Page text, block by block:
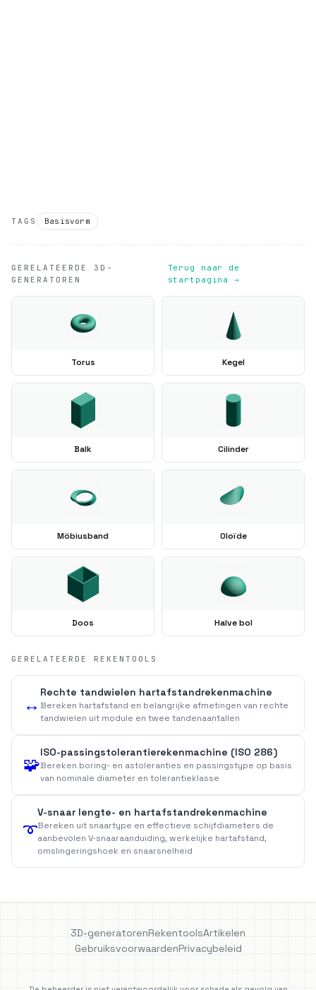
TAGS Basisvorm
GERELATEERDE 3D-
GENERATOREN
Terug naar de
startpagina →
Torus Kegel
Balk Cilinder
Möbiusband Oloïde
Doos Halve bol
GERELATEERDE REKENTOOLS
↔️
Rechte tandwielen hartafstandrekenmachine
Bereken hartafstand en belangrijke afmetingen van rechte
tandwielen uit module en twee tandenaantallen
🧩
ISO-passingstolerantierekenmachine (ISO 286)
Bereken boring- en astoleranties en passingstype op basis
van nominale diameter en tolerantieklasse
➰
V-snaar lengte- en hartafstandrekenmachine
Bereken uit snaartype en effectieve schijfdiameters de
aanbevolen V-snaaraanduiding, werkelijke hartafstand,
omslingeringshoek en snaarsnelheid
3D-generatorenRekentoolsArtikelen
GebruiksvoorwaardenPrivacybeleid